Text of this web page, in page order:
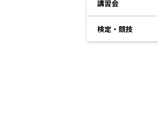
講習会
検定・競技